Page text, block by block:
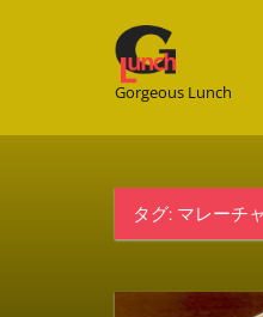
Gorgeous Lunch
タグ: マレーチ